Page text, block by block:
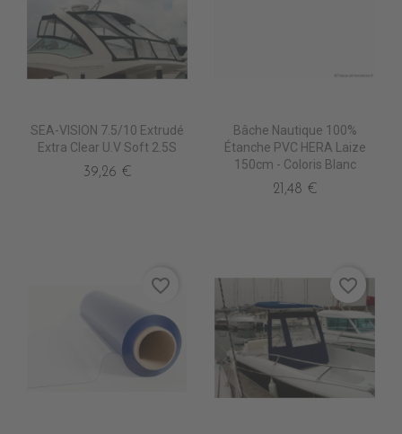
SEA-VISION 7.5/10 Extrudé
Extra Clear U.V Soft 2.5S
39,26 €
Bâche Nautique 100%
Étanche PVC HERA Laize
150cm - Coloris Blanc
21,48 €
favorite_border favorite_border